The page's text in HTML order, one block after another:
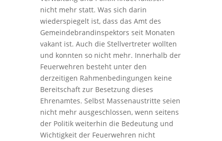
nicht mehr statt. Was sich darin
wiederspiegelt ist, dass das Amt des
Gemeindebrandinspektors seit Monaten
vakant ist. Auch die Stellvertreter wollten
und konnten so nicht mehr. Innerhalb der
Feuerwehren besteht unter den
derzeitigen Rahmenbedingungen keine
Bereitschaft zur Besetzung dieses
Ehrenamtes. Selbst Massenaustritte seien
nicht mehr ausgeschlossen, wenn seitens
der Politik weiterhin die Bedeutung und
Wichtigkeit der Feuerwehren nicht